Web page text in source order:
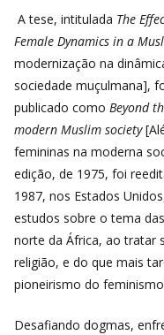
A tese, intitulada The
Female Dynamics in a
modernização na
sociedade muçulmana],
publicado como Beyond
modern Muslim society
femininas na moderna
edição, de 1975, foi
1987, nos Estados
estudos sobre o tema
norte da África, ao tratar
religião, e do que mais
pioneirismo do
Desafiando dogmas,